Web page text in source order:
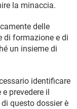
la minaccia.
delle
di formazione e di
un insieme di
identificare
prevedere il
questo dossier è